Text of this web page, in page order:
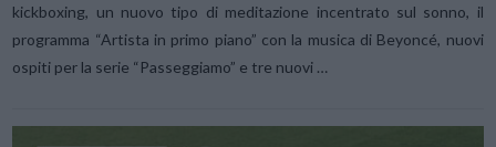
kickboxing, un nuovo tipo di meditazione incentrato sul sonno, il
programma “Artista in primo piano” con la musica di Beyoncé, nuovi
ospiti per la serie “Passeggiamo” e tre nuovi …